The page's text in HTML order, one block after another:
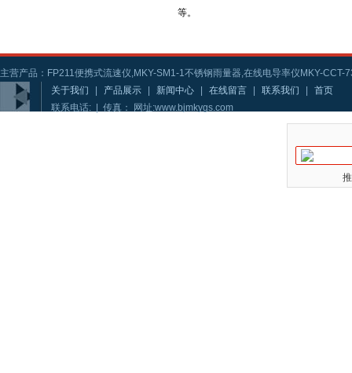
等。
主营产品：FP211便携式流速仪,MKY-SM1-1不锈钢雨量器,在线电导率仪MKY-CCT-
关于我们
产品展示 新闻中心 在线留言 联系我们
首页
联系电话: | 传真： 网址:www.bjmkygs.com